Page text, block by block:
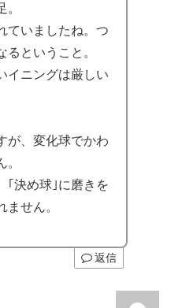
ていましたね。つ
るということ。
イニングは厳しい
が、変化球でかわ
｢決め球｣に磨きを
せん。
返信